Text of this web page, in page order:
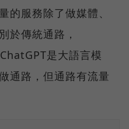
的服務除了做媒體、
於傳統通路，
是大語言模
通路，但通路有流量